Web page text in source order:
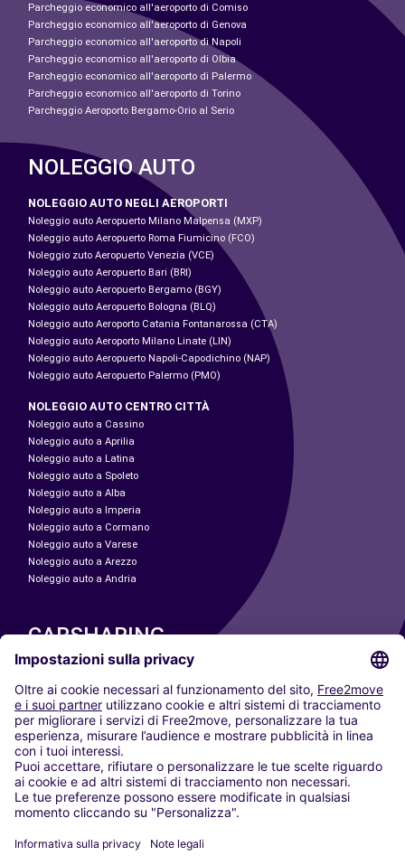
Parcheggio economico all'aeroporto di Comiso
Parcheggio economico all'aeroporto di Genova
Parcheggio economico all'aeroporto di Napoli
Parcheggio economico all'aeroporto di Olbia
Parcheggio economico all'aeroporto di Palermo
Parcheggio economico all'aeroporto di Torino
Parcheggio Aeroporto Bergamo-Orio al Serio
NOLEGGIO AUTO
NOLEGGIO AUTO NEGLI AEROPORTI
Noleggio auto Aeropuerto Milano Malpensa (MXP)
Noleggio auto Aeropuerto Roma Fiumicino (FCO)
Noleggio zuto Aeropuerto Venezia (VCE)
Noleggio auto Aeropuerto Bari (BRI)
Noleggio auto Aeropuerto Bergamo (BGY)
Noleggio auto Aeropuerto Bologna (BLQ)
Noleggio auto Aeroporto Catania Fontanarossa (CTA)
Noleggio auto Aeroporto Milano Linate (LIN)
Noleggio auto Aeropuerto Napoli-Capodichino (NAP)
Noleggio auto Aeropuerto Palermo (PMO)
NOLEGGIO AUTO CENTRO CITTÀ
Noleggio auto a Cassino
Noleggio auto a Aprilia
Noleggio auto a Latina
Noleggio auto a Spoleto
Noleggio auto a Alba
Noleggio auto a Imperia
Noleggio auto a Cormano
Noleggio auto a Varese
Noleggio auto a Arezzo
Noleggio auto a Andria
CARSHARING
LE NOSTRE CITTÀ
Paris
Madrid
Washington DC
Milano
Roma
Torino
Vienna
Berlino
Düsseldorf